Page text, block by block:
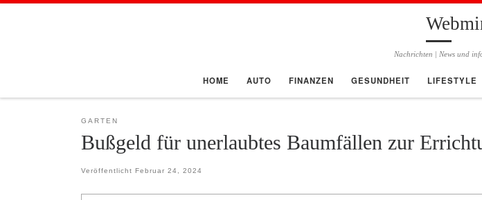
Nachrichten | News und
HOME AUTO FINANZEN GESUNDHEIT LIFESTYLE
GARTEN
Bußgeld für unerlaubtes Baumfällen zur
Veröffentlicht Februar 24, 2024